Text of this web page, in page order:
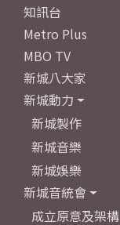
知訊台
Metro Plus
MBO TV
新城八大家
新城動力
新城製作
新城音樂
新城娛樂
新城音統會
成立原意及架構